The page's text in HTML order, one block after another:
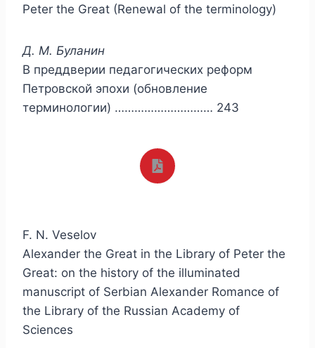
Peter the Great (Renewal of the terminology)
Д. М. Буланин
В преддверии педагогических реформ
Петровской эпохи (обновление
терминологии) ………………………… 243
F. N. Veselov
Alexander the Great in the Library of Peter the
Great: on the history of the illuminated
manuscript of Serbian Alexander Romance of
the Library of the Russian Academy of
Sciences